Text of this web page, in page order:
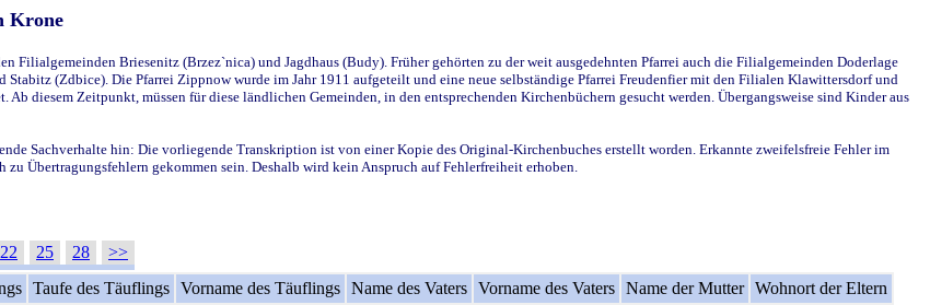
Krone
Filialgemeinden Briesenitz (Brzez`nica) und Jagdhaus (Budy). Früher gehörten zu der weit ausgedehnten Pfarrei auch die Filialgemeinden Doderlage
(Zdbice). Die Pfarrei Zippnow wurde im Jahr 1911 aufgeteilt und eine neue selbständige Pfarrei Freudenfier mit den Filialen Klawittersdorf und
diesem Zeitpunkt, müssen für diese ländlichen Gemeinden, in den entsprechenden Kirchenbüchern gesucht werden. Übergangsweise sind Kinder aus
Sachverhalte hin: Die vorliegende Transkription ist von einer Kopie des Original-Kirchenbuches erstellt worden. Erkannte zweifelsfreie Fehler im
Übertragungsfehlern gekommen sein. Deshalb wird kein Anspruch auf Fehlerfreiheit erhoben.
22 25 28
>>
Taufe des Täuflings Vorname des Täuflings Name des Vaters Vorname des Vaters Name der Mutter Wohnort der Eltern